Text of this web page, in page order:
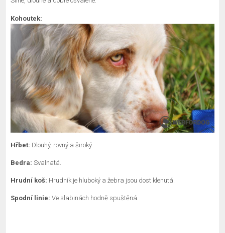
Kohoutek:
Hřbet: Dlouhý, rovný a široký.
Bedra: Svalnatá.
Hrudní koš: Hrudník je hluboký a žebra jsou dost klenutá.
Spodní linie: Ve slabinách hodně spuštěná.